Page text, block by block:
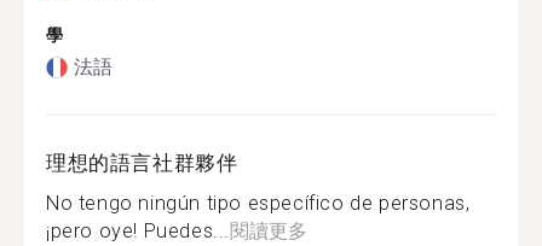
學
法語
理想的語言社群夥伴
No tengo ningún tipo específico de personas,
¡pero oye! Puedes...閱讀更多